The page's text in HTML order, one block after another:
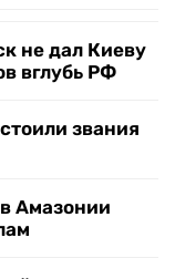
не дал Киеву
вглубь РФ
звания
Амазонии